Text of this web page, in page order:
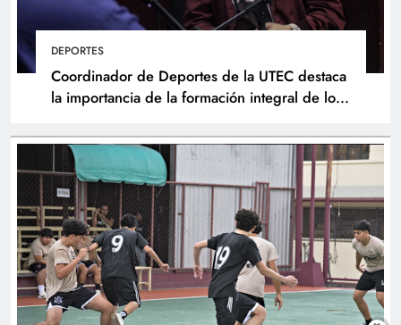
DEPORTES
Coordinador de Deportes de la UTEC destaca
la importancia de la formación integral de los